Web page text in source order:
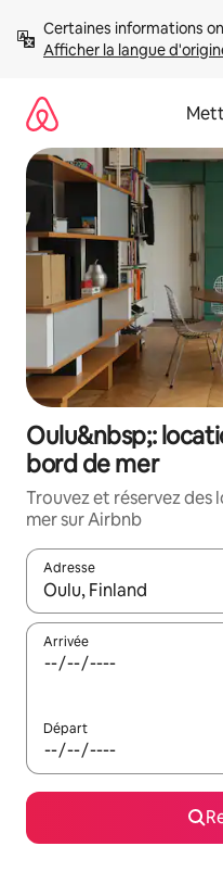
directement
Afficher la langue
Oulu&nbsp;:
bord de mer
Trouvez et réservez des
mer sur Airbnb
Adresse
Lorsque les résultats
Arrivée
Départ